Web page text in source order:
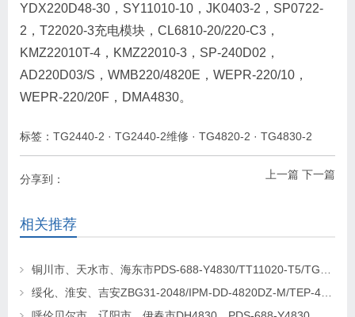
YDX220D48-30，SY11010-10，JK0403-2，SP0722-
2，T22020-3充电模块，CL6810-20/220-C3，
KMZ22010T-4，KMZ22010-3，SP-240D02，
AD220D03/S，WMB220/4820E，WEPR-220/10，
WEPR-220/20F，DMA4830。
标签： TG2440-2 · TG2440-2维修 · TG4820-2 · TG4830-2
上一篇 下一篇
分享到：
相关推荐